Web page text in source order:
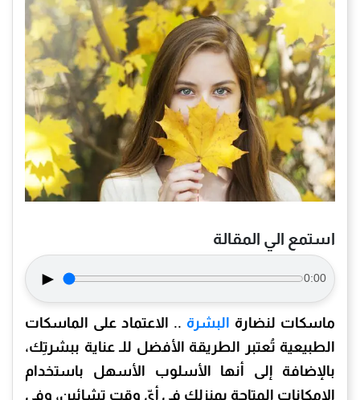
استمع الي المقالة
► 0:00
ماسكات لنضارة البشرة .. الاعتماد على الماسكات
الطبيعية تُعتبر الطريقة الأفضل للـ عناية ببشرتِك،
بالإضافة إلى أنها الأسلوب الأسهل باستخدام
الإمكانات المتاحة بمنزلكِ في أيّ وقت تشائين، وفي